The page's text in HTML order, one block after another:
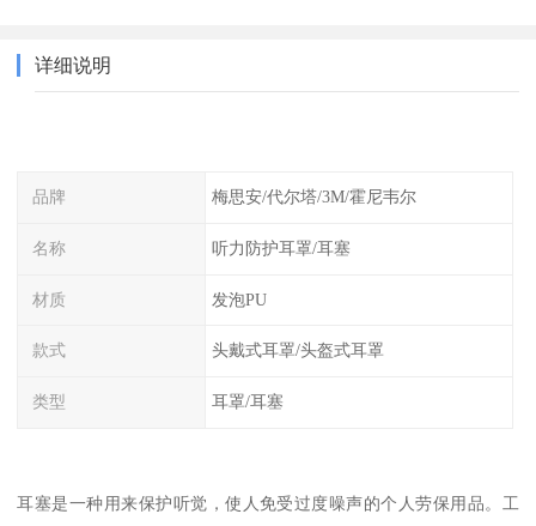
详细说明
品牌 梅思安/代尔塔/3M/霍尼韦尔
名称 听力防护耳罩/耳塞
材质 发泡PU
款式 头戴式耳罩/头盔式耳罩
类型 耳罩/耳塞
耳塞是一种用来保护听觉，使人免受过度噪声的个人劳保用品。工